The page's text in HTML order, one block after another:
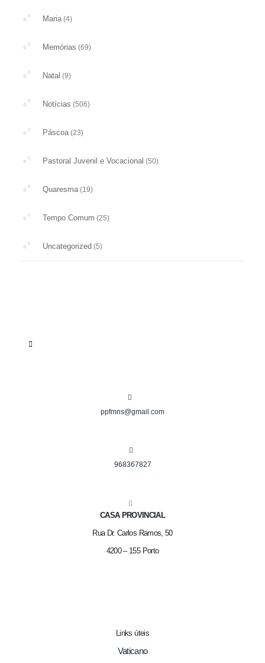
Maria(4)
Memórias (69)
Natal (9)
Notícias (506)
Páscoa(23)
Pastoral Juvenil e Vocacional (50)
Quaresma(19)
Tempo Comum (25)
Uncategorized (5)
ppfmns@gmail.com
968367827
CASA PROVINCIAL
Rua Dr. Carlos Ramos, 50
4200 – 155 Porto
Links úteis
Vaticano